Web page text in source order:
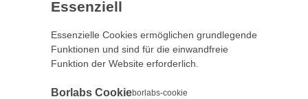
Essenziell
Essenzielle Cookies ermöglichen grundlegende
Funktionen und sind für die einwandfreie
Funktion der Website erforderlich.
Borlabs Cookieborlabs-cookie